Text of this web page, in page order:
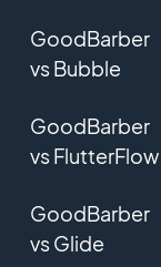
GoodBarber
vs Bubble
GoodBarber
vs FlutterFlow
GoodBarber
vs Glide